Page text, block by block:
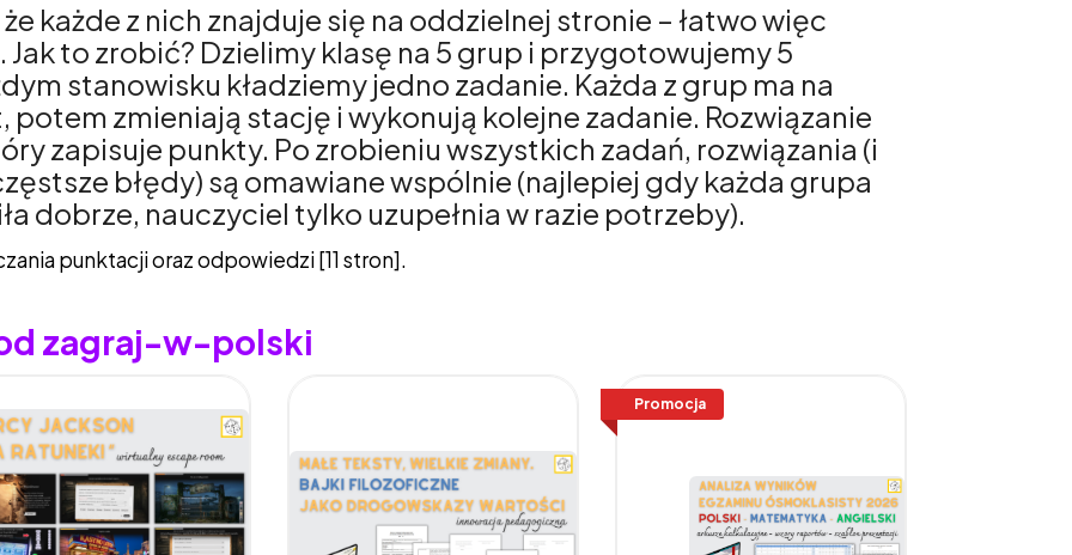
każde z nich znajduje się na oddzielnej stronie – łatwo więc
to zrobić? Dzielimy klasę na 5 grup i przygotowujemy 5
stanowisku kładziemy jedno zadanie. Każda z grup ma na
potem zmieniają stację i wykonują kolejne zadanie. Rozwiązanie
zapisuje punkty. Po zrobieniu wszystkich zadań, rozwiązania (i
błędy) są omawiane wspólnie (najlepiej gdy każda grupa
dobrze, nauczyciel tylko uzupełnia w razie potrzeby).
punktacji oraz odpowiedzi [11 stron].
zagraj-w-polski
Promocja